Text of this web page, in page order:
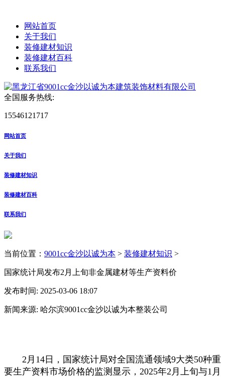
网站首页
关于我们
装修建材知识
装修建材百科
联系我们
全国服务热线:
15546121717
网站首页
关于我们
装修建材知识
装修建材百科
联系我们
当前位置： 9001cc金沙以诚为本 > 装修建材知识 >
国家统计局发布2月上旬非金属建材等生产资料价
发布时间: 2025-03-06 18:07
新闻来源: 哈尔滨9001cc金沙以诚为本整装公司
2月14日，国家统计局对全国流通领域9大类50种重
要生产资料市场价格的监测显示，2025年2月上旬与1月